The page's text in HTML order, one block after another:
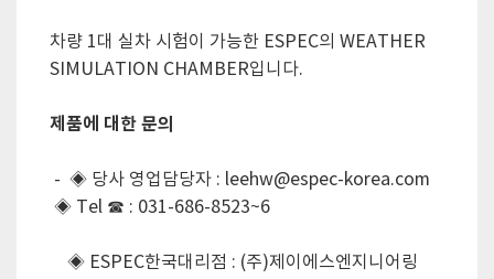
차량 1대 실차 시험이 가능한 ESPEC의 WEATHER
SIMULATION CHAMBER입니다.
제품에 대한 문의
- ◈ 당사 영업담당자 : leehw@espec-korea.com
◈ Tel ☎ : 031-686-8523~6
◈ ESPEC한국대리점 : (주)제이에스엔지니어링